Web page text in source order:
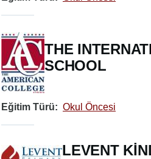
THE
SCHOOL
Eğitim Türü Okul Öncesi
LEVENT